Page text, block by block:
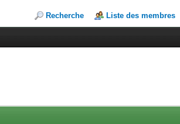
Recherche Liste des membres